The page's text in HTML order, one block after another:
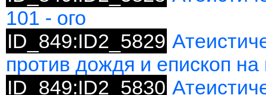
101 - ого
ID_849:ID2_5829
против дождя и епископ
ID_849:ID2_5830